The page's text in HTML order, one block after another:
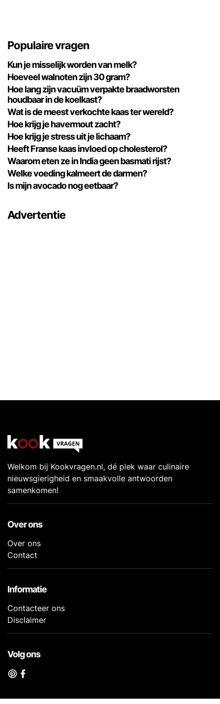
Populaire vragen
Kun je misselijk worden van melk?
Hoeveel walnoten zijn 30 gram?
Hoe lang zijn vacuüm verpakte braadworsten
houdbaar in de koelkast?
Wat is de meest verkochte kaas ter wereld?
Hoe krijg je havermout zacht?
Hoe krijg je stress uit je lichaam?
Heeft Franse kaas invloed op cholesterol?
Waarom eten ze in India geen basmati rijst?
Welke voeding kalmeert de darmen?
Is mijn avocado nog eetbaar?
Advertentie
Welkom bij Kookvragen.nl, dé plek waar culinaire
nieuwsgierigheid en smaakvolle antwoorden
samenkomen!
Over ons
Over ons
Contact
Informatie
Contacteer ons
Disclaimer
Volg ons